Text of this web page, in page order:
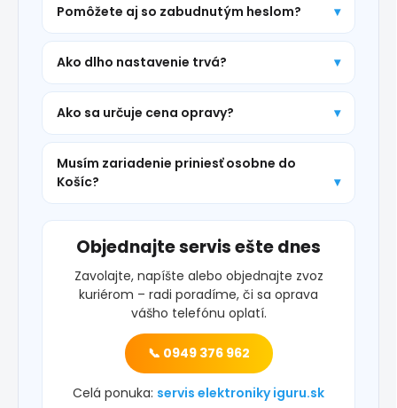
Pomôžete aj so zabudnutým heslom?
Ako dlho nastavenie trvá?
Ako sa určuje cena opravy?
Musím zariadenie priniesť osobne do
Košíc?
Objednajte servis ešte dnes
Zavolajte, napíšte alebo objednajte zvoz
kuriérom – radi poradíme, či sa oprava
vášho telefónu oplatí.
📞 0949 376 962
Celá ponuka: servis elektroniky iguru.sk